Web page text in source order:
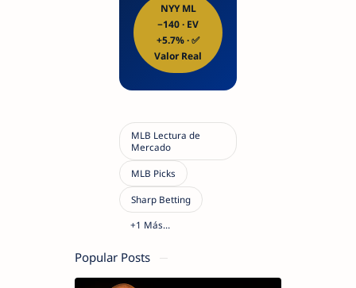
NYY ML
−140 · EV
+5.7% · ✅
Valor Real
Popular Posts